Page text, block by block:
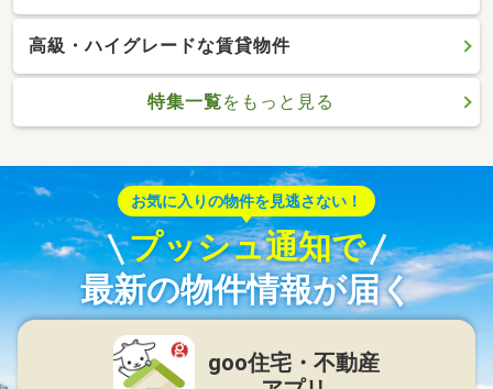
高級・ハイグレードな賃貸物件
特集一覧をもっと見る
お気に入りの物件を見逃さない！
プッシュ通知で
最新の物件情報が届く
goo住宅・不動産